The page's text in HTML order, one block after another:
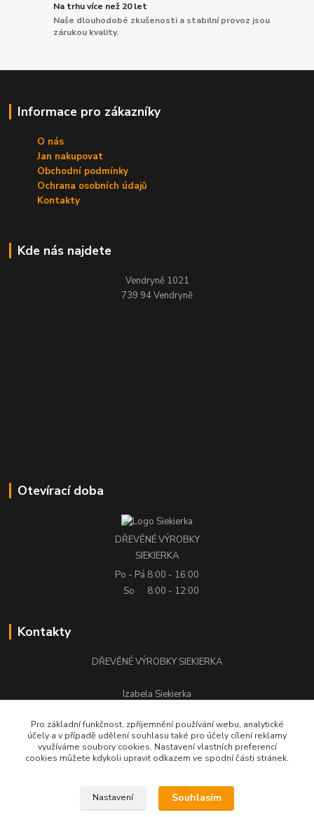
Na trhu více než 20 let
Naše dlouhodobé zkušenosti a stabilní provoz jsou
zárukou kvality.
Informace pro zákazníky
O nás
Jan nakupovat
Obchodní podmínky
Ochrana osobních údajů
Kontakty
Kde nás najdete
Vendryně 1021
739 94 Vendryně
Otevírací doba
DŘEVĚNÉ VÝROBKY
SIEKIERKA
Po - Pá 8:00 - 16:00
So
8:00 - 12:00
Kontakty
DŘEVĚNÉ VÝROBKY SIEKIERKA
Izabela Siekierka
stolarstwo.siekierka@seznam.cz
Pro základní funkčnost, zpříjemnění používání webu, analytické
účely a v případě udělení souhlasu také pro účely cílení reklamy
využíváme soubory cookies. Nastavení vlastních preferencí
cookies můžete kdykoli upravit odkazem ve spodní části stránek.
Nastavení Souhlasím